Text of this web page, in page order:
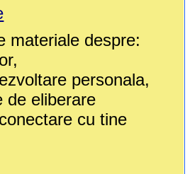
materiale despre:
personala,
de eliberare
cu tine